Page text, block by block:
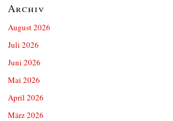
Archiv
August 2026
Juli 2026
Juni 2026
Mai 2026
April 2026
März 2026